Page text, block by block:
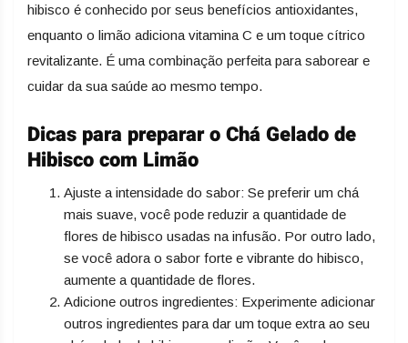
hibisco é conhecido por seus benefícios antioxidantes,
enquanto o limão adiciona vitamina C e um toque cítrico
revitalizante. É uma combinação perfeita para saborear e
cuidar da sua saúde ao mesmo tempo.
Dicas para preparar o Chá Gelado de
Hibisco com Limão
Ajuste a intensidade do sabor: Se preferir um chá
mais suave, você pode reduzir a quantidade de
flores de hibisco usadas na infusão. Por outro lado,
se você adora o sabor forte e vibrante do hibisco,
aumente a quantidade de flores.
Adicione outros ingredientes: Experimente adicionar
outros ingredientes para dar um toque extra ao seu